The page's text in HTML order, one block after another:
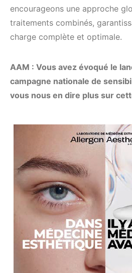
encourageons une approche
traitements combinés,
charge complète et optimale.
AAM : Vous avez évoqué le
campagne nationale de
vous nous en dire plus sur